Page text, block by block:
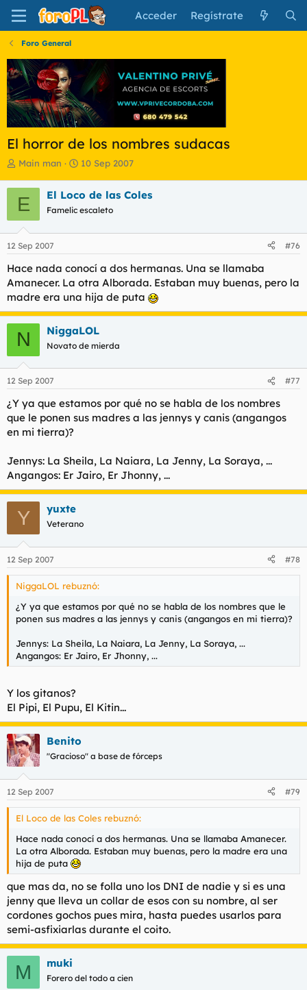
Acceder Regístrate
Foro General
El horror de los nombres sudacas
I
i
c
i
a
d
o
d
e
l
t
e
m
a
Main man
F
h
a
e
i
c
i
o
10 Sep 2007
E El Loco de las Coles
Famelic escaleto
12 Sep 2007 #76
Hace nada conocí a dos hermanas. Una se llamaba
Amanecer. La otra Alborada. Estaban muy buenas, pero la
madre era una hija de puta
N NiggaLOL
Novato de mierda
12 Sep 2007 #77
¿Y ya que estamos por qué no se habla de los nombres
que le ponen sus madres a las jennys y canis (angangos
en mi tierra)?
Jennys: La Sheila, La Naiara, La Jenny, La Soraya, ...
Angangos: Er Jairo, Er Jhonny, ...
Y yuxte
Veterano
12 Sep 2007 #78
NiggaLOL rebuznó:
¿Y ya que estamos por qué no se habla de los nombres que le
ponen sus madres a las jennys y canis (angangos en mi tierra)?
Jennys: La Sheila, La Naiara, La Jenny, La Soraya, ...
Angangos: Er Jairo, Er Jhonny, ...
Y los gitanos?
El Pipi, El Pupu, El Kitin...
Benito
"Gracioso" a base de fórceps
12 Sep 2007 #79
El Loco de las Coles rebuznó:
Hace nada conocí a dos hermanas. Una se llamaba Amanecer.
La otra Alborada. Estaban muy buenas, pero la madre era una
hija de puta
que mas da, no se folla uno los DNI de nadie y si es una
jenny que lleva un collar de esos con su nombre, al ser
cordones gochos pues mira, hasta puedes usarlos para
semi-asfixiarlas durante el coito.
M muki
Forero del todo a cien